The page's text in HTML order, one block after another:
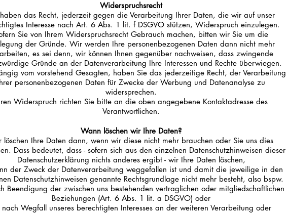
Widerspruchsrecht
das Recht, jederzeit gegen die Verarbeitung Ihrer Daten, die wir auf unser
Interesse nach Art. 6 Abs. 1 lit. f DSGVO stützen, Widerspruch einzulegen.
Sie von Ihrem Widerspruchsrecht Gebrauch machen, bitten wir Sie um die
der Gründe. Wir werden Ihre personenbezogenen Daten dann nicht mehr
es sei denn, wir können Ihnen gegenüber nachweisen, dass zwingende
Gründe an der Datenverarbeitung Ihre Interessen und Rechte überwiegen.
vom vorstehend Gesagten, haben Sie das jederzeitige Recht, der Verarbeitung
personenbezogenen Daten für Zwecke der Werbung und Datenanalyse zu
widersprechen.
Widerspruch richten Sie bitte an die oben angegebene Kontaktadresse des
Verantwortlichen.
Wann löschen wir Ihre Daten?
löschen Ihre Daten dann, wenn wir diese nicht mehr brauchen oder Sie uns dies
Dass bedeutet, dass - sofern sich aus den einzelnen Datenschutzhinweisen dieser
Datenschutzerklärung nichts anderes ergibt - wir Ihre Daten löschen,
der Zweck der Datenverarbeitung weggefallen ist und damit die jeweilige in den
Datenschutzhinweisen genannte Rechtsgrundlage nicht mehr besteht, also bspw.
Beendigung der zwischen uns bestehenden vertraglichen oder mitgliedschaftlichen
Beziehungen (Art. 6 Abs. 1 lit. a DSGVO) oder
nach Wegfall unseres berechtigten Interesses an der weiteren Verarbeitung oder